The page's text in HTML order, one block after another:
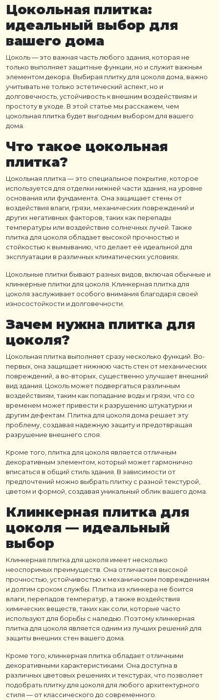
Цокольная плитка:
идеальный выбор для
вашего дома
Цоколь— это важная часть любого здания, которая не
только выполняет защитные функции, но и служит важным
элементом декора. Выбирая плитку для цоколя дома , важно
учитывать не только эстетический аспект, но и
долговечность, устойчивость к внешним воздействиям и
простоту в уходе. В этой статье мы расскажем, чем
цокольная плитка будет выгодным выбором для вашего
дома.
Что такое цокольная
плитка?
Цокольная плитка — это специальное покрытие, которое
используется для отделки нижней части здания, на уровне
основания или фундамента. Она защищает стены от
воздействия влаги, грязи, механических повреждений и
других негативных факторов, таких как перепады
температуры или воздействие солнечных лучей. Также
плитка для цоколя обладает высокой прочностью и
стойкостью к вымыванию, что делает её идеальной для
эксплуатации в различных климатических условиях.
Цокольные плитки бывают разных видов, включая обычные и
клинкерные плитки для цоколя Клинкерная плитка для
цоколя заслуживает особого внимания благодаря своей
износостойкости и долговечности.
Зачем нужна плитка для
цоколя?
Цокольная плитка выполняет сразу несколько функций. Во-
первых, она защищает нижнюю часть стен от механических
повреждений, а во-вторых, существенно улучшает внешний
вид здания. Цоколь может подвергаться различным
воздействиям, таким как попадание воды и грязи, что со
временем может привести к разрушению штукатурки и
другим дефектам. Плитка для цоколя дома решает эту
проблему, создавая надежную защиту и предотвращая
разрушение внешнего слоя.
Кроме того, плитка для цоколя является отличным
декоративным элементом, который может гармонично
вписаться в общий стиль здания. В зависимости от
предпочтений можно выбрать плитку с разной текстурой,
цветом и формой, создавая уникальный облик вашего дома.
Клинкерная плитка для
цоколя — идеальный
выбор
Клинкерная плитка для цоколя имеет несколько
неоспоримых преимуществ. Она отличается высокой
прочностью, устойчивостью к механическим повреждениям
и долгим сроком службы. Плитка из клинкера не боится
влаги, перепадов температур, а также воздействия
химических веществ, таких как соли, которые часто
используют для борьбы с наледью. Поэтому клинкерная
плитка для цоколя является одним из лучших решений для
защиты внешних стен вашего дома.
Кроме того, клинкерная плитка обладает отличными
декоративными характеристиками. Она доступна в
различных цветовых решениях и текстурах, что позволяет
подобрать плитку для цоколя для любого архитектурного
стиля — от классического до современного.